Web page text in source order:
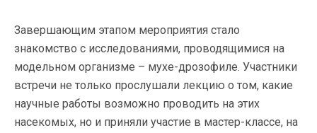
Завершающим этапом мероприятия стало
знакомство с исследованиями, проводящимися на
модельном организме – мухе-дрозофиле. Участники
встречи не только прослушали лекцию о том, какие
научные работы возможно проводить на этих
насекомых, но и приняли участие в мастер-классе, на